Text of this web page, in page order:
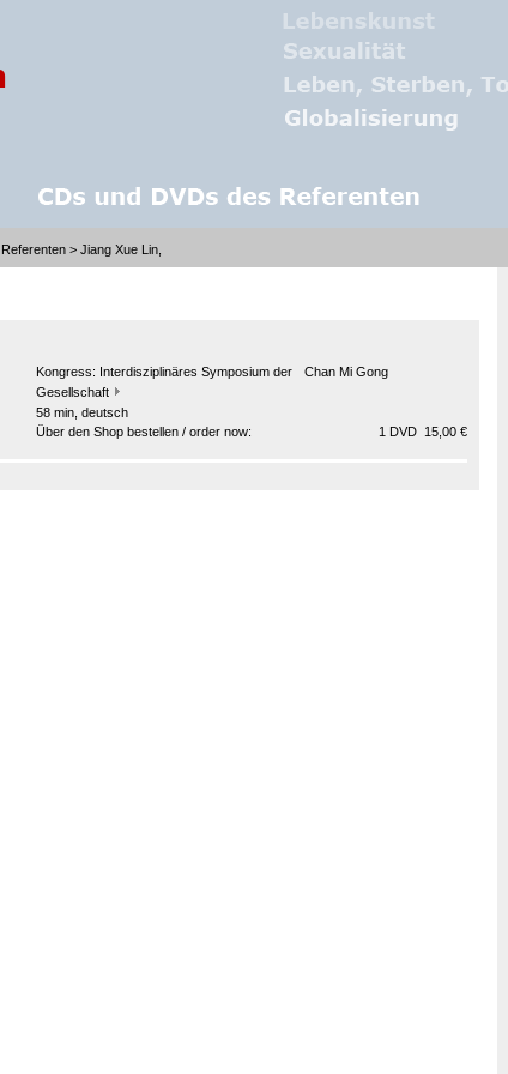
Referenten > Jiang Xue Lin,
Kongress: Interdisziplinäres Symposium der Chan Mi Gong
Gesellschaft
58 min, deutsch
Über den Shop bestellen / order now:
1 DVD 15,00 €